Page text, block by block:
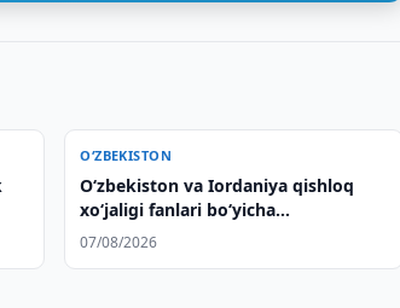
O‘ZBEKISTON
Oʻzbekiston va Iordaniya qishloq
xoʻjaligi fanlari boʻyicha
memorandum imzoladilar
07/08/2026